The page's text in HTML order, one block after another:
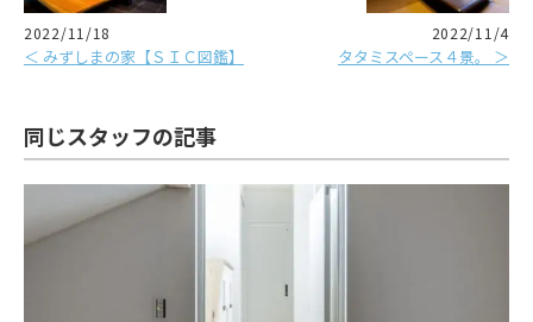
2022/11/18
＜ みずしまの家【ＳＩＣ図鑑】
2022/11/4
タタミスペース４景。 ＞
同じスタッフの記事